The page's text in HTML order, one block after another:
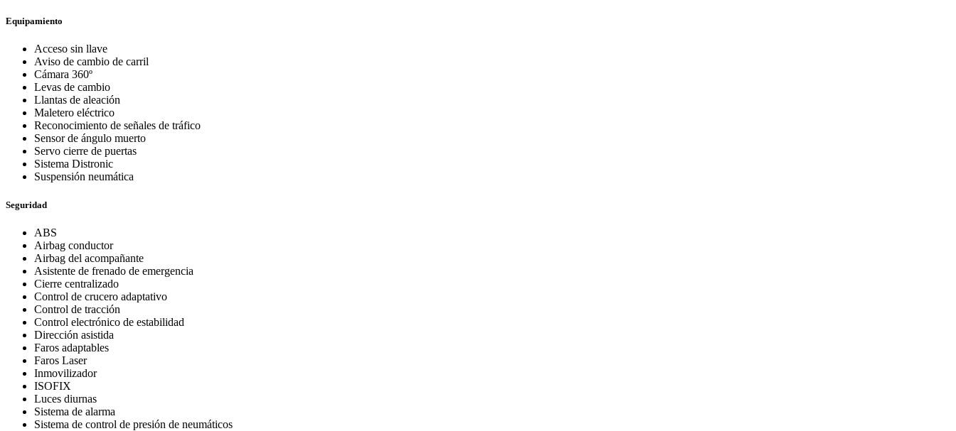
Equipamiento
Acceso sin llave
Aviso de cambio de carril
Cámara 360º
Levas de cambio
Llantas de aleación
Maletero eléctrico
Reconocimiento de señales de tráfico
Sensor de ángulo muerto
Servo cierre de puertas
Sistema Distronic
Suspensión neumática
Seguridad
ABS
Airbag conductor
Airbag del acompañante
Asistente de frenado de emergencia
Cierre centralizado
Control de crucero adaptativo
Control de tracción
Control electrónico de estabilidad
Dirección asistida
Faros adaptables
Faros Laser
Inmovilizador
ISOFIX
Luces diurnas
Sistema de alarma
Sistema de control de presión de neumáticos